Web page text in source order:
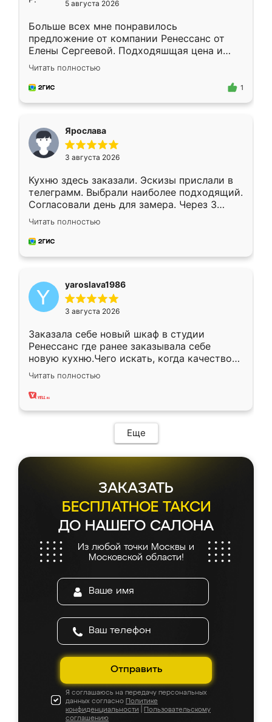
5 августа 2026
Больше всех мне понравилось
предложение от компании Ренессанс от
Елены Сергеевой. Подходяшщая цена и
короткие сроки изготовления. Приехавший
для замера сотрудник Владислав
предложил по моему эскизу самый
Читать полностью
1
Ярослава
3 августа 2026
Кухню здесь заказали. Эскизы прислали в
телеграмм. Выбрали наиболее подходящий.
Согласовали день для замера. Через 3
недели кухня была уже готова. Остались
довольны работой. Спасибо Ренессанс
мебель за качественную работу!
Читать полностью
yaroslava1986
3 августа 2026
Заказала себе новый шкаф в студии
Ренессанс где ранее заказывала себе
новую кухню.Чего искать, когда качеством
вполне довольна. Служит кухня уже почти
два года, нареканий нет.
Читать полностью
Еще
ЗАКАЗАТЬ
БЕСПЛАТНОЕ ТАКСИ
ДО НАШЕГО САЛОНА
Из любой точки Москвы и
Московской области!
Отправить
Я соглашаюсь на передачу персональных
данных согласно Политике
конфиденциальности
Пользовательскому
соглашению